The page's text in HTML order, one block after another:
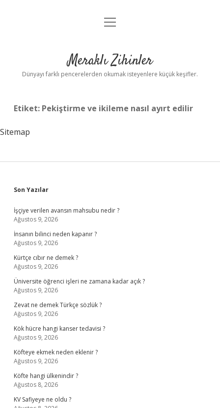
Anasayfa
Yasal Uyarı
menüyü
Meraklı Zihinler
Dünyayı farklı pencerelerden okumak isteyenlere küçük keşifler.
Etiket: Pekiştirme ve ikileme nasıl ayırt edilir
Sitemap
Sidebar
Son Yazılar
İşçiye verilen avansın mahsubu nedir ?
Ağustos 9, 2026
İnsanın bilinci neden kapanır ?
Ağustos 9, 2026
Kürtçe cıbır ne demek ?
Ağustos 9, 2026
Üniversite öğrenci işleri ne zamana kadar açık ?
Ağustos 9, 2026
Zevat ne demek Türkçe sözlük ?
Ağustos 9, 2026
Kök hücre hangi kanser tedavisi ?
Ağustos 9, 2026
Köfteye ekmek neden eklenir ?
Ağustos 9, 2026
Köfte hangi ülkenindir ?
Ağustos 8, 2026
KV Safiyeye ne oldu ?